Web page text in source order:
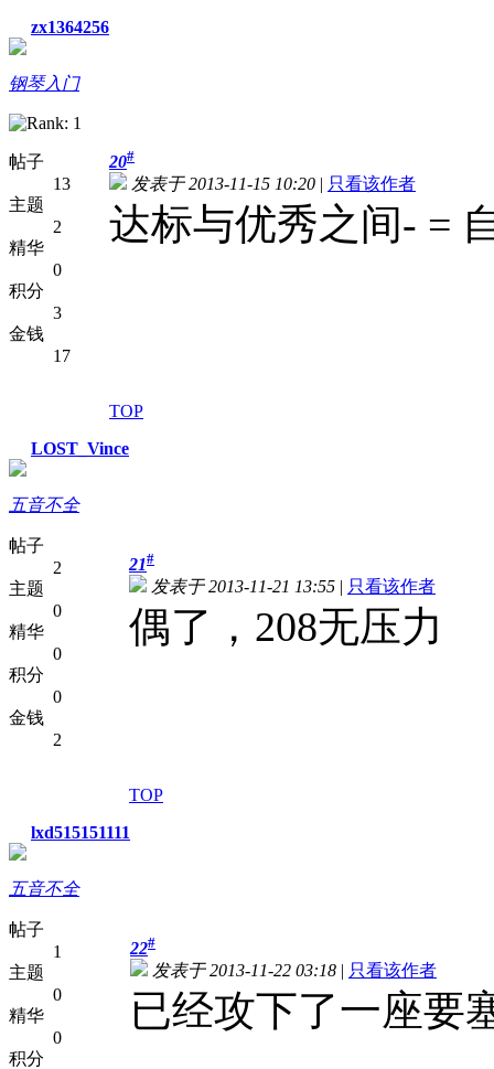
zx1364256
钢琴入门
帖子
13
主题
2
精华
0
积分
3
金钱
17
20#
发表于 2013-11-15 10:20 | 只看该作者
达标与优秀之间- =
TOP
LOST_Vince
五音不全
帖子
2
主题
0
精华
0
积分
0
金钱
2
21#
发表于 2013-11-21 13:55 | 只看该作者
偶了，208无压力
TOP
lxd515151111
五音不全
帖子
1
主题
0
精华
0
积分
22#
发表于 2013-11-22 03:18 | 只看该作者
已经攻下了一座要